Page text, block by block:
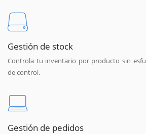
Gestión de stock
Controla tu inventario por producto sin
de control.
Gestión de pedidos